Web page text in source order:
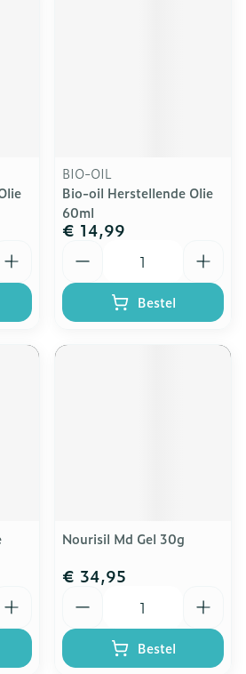
BIO-OIL
Bio-oil Herstellende Olie
60ml
€ 14,99
Bestel
Nourisil Md Gel 30g
€ 34,95
Bestel